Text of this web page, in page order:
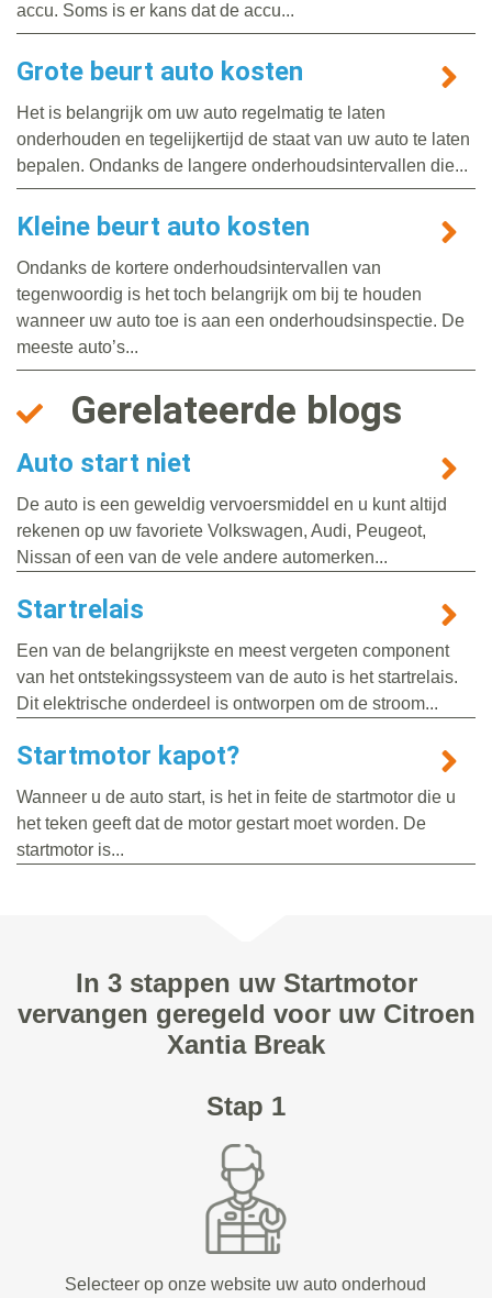
accu. Soms is er kans dat de accu...
Grote beurt auto kosten
Het is belangrijk om uw auto regelmatig te laten
onderhouden en tegelijkertijd de staat van uw auto te laten
bepalen. Ondanks de langere onderhoudsintervallen die...
Kleine beurt auto kosten
Ondanks de kortere onderhoudsintervallen van
tegenwoordig is het toch belangrijk om bij te houden
wanneer uw auto toe is aan een onderhoudsinspectie. De
meeste auto’s...
Gerelateerde blogs
Auto start niet
De auto is een geweldig vervoersmiddel en u kunt altijd
rekenen op uw favoriete Volkswagen, Audi, Peugeot,
Nissan of een van de vele andere automerken...
Startrelais
Een van de belangrijkste en meest vergeten component
van het ontstekingssysteem van de auto is het startrelais.
Dit elektrische onderdeel is ontworpen om de stroom...
Startmotor kapot?
Wanneer u de auto start, is het in feite de startmotor die u
het teken geeft dat de motor gestart moet worden. De
startmotor is...
In 3 stappen uw Startmotor
vervangen geregeld voor uw Citroen
Xantia Break
Stap 1
Selecteer op onze website uw auto onderhoud